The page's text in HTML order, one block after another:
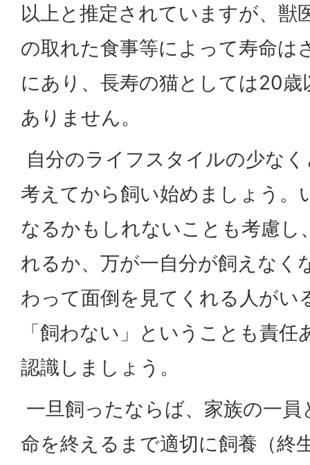
以上と推定されていますが、獣
の取れた食事等によって寿命は
にあり、長寿の猫としては20
ありません。
自分のライフスタイルの少な
考えてから飼い始めましょう。
なるかもしれないことも考慮し
れるか、万が一自分が飼えなく
わって面倒を見てくれる人がい
「飼わない」ということも責
認識しましょう。
一旦飼ったならば、家族の一
命を終えるまで適切に飼養（終